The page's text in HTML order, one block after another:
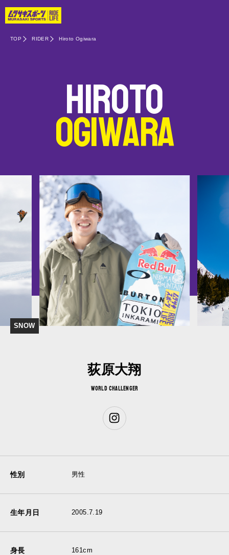
TOP RIDER Hiroto Ogiwara
Hiroto
Ogiwara
SNOW
荻原大翔
WORLD CHALLENGER
性別 男性
生年月日 2005.7.19
身長 161cm